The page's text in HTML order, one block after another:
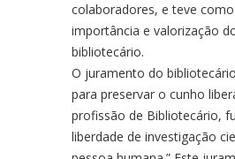
colaboradores, e teve
importância e valorização
bibliotecário.
O juramento do
para preservar o cunho
profissão de Bibliotecário,
liberdade de investigação